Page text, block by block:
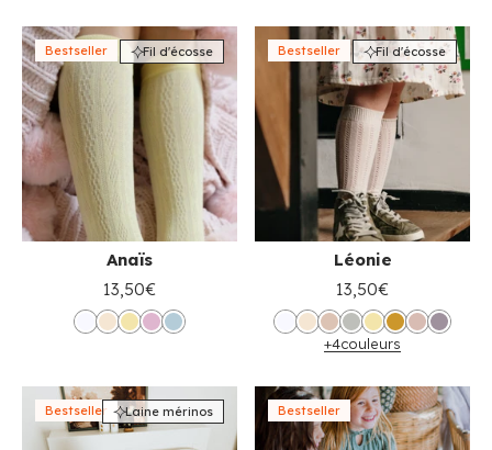
Bestseller Fil d'écosse
Anaïs
13,50€
Bestseller Fil d'écosse
Léonie
13,50€
+4couleurs
Bestseller Laine mérinos Bestseller